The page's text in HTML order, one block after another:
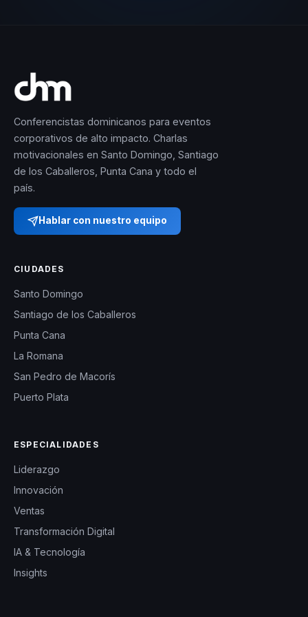
Conferencistas dominicanos para eventos
corporativos de alto impacto. Charlas
motivacionales en Santo Domingo, Santiago
de los Caballeros, Punta Cana y todo el
país.
Hablar con nuestro equipo
CIUDADES
Santo Domingo
Santiago de los Caballeros
Punta Cana
La Romana
San Pedro de Macorís
Puerto Plata
ESPECIALIDADES
Liderazgo
Innovación
Ventas
Transformación Digital
IA & Tecnología
Insights